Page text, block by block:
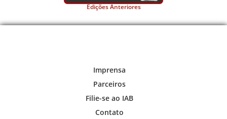
Edições Anteriores
Imprensa
Parceiros
Filie-se ao IAB
Contato